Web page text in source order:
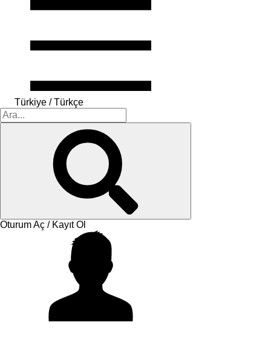
Türkiye / Türkçe
Oturum Aç / Kayıt Ol